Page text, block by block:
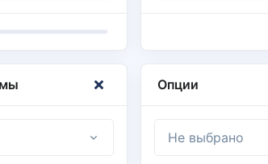
Опции
Не выбрано